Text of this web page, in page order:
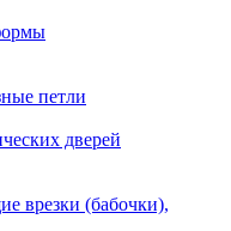
петли
дверей
врезки (бабочки),